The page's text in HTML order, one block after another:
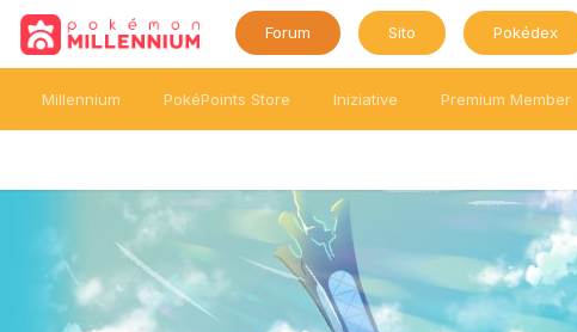
Forum Sito Pokédex
Millennium PokéPoints Store Iniziative Premium Member